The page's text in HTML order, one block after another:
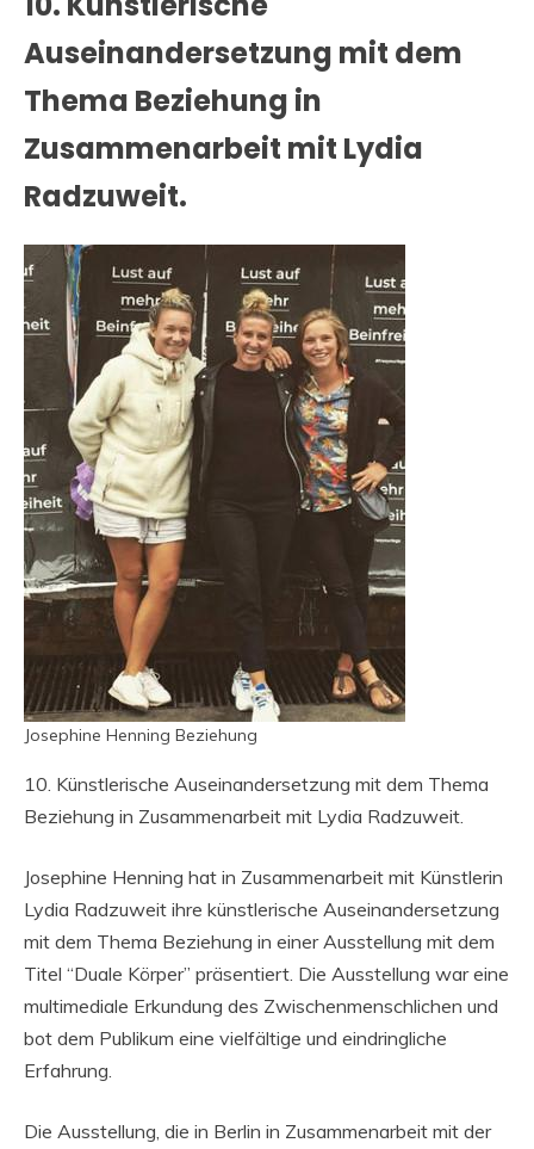
Auseinandersetzung mit dem
Thema Beziehung in
Zusammenarbeit mit Lydia
Radzuweit.
Josephine Henning Beziehung
10. Künstlerische Auseinandersetzung mit dem Thema
Beziehung in Zusammenarbeit mit Lydia Radzuweit.
Josephine Henning hat in Zusammenarbeit mit Künstlerin
Lydia Radzuweit ihre künstlerische Auseinandersetzung
mit dem Thema Beziehung in einer Ausstellung mit dem
Titel “Duale Körper” präsentiert. Die Ausstellung war eine
multimediale Erkundung des Zwischenmenschlichen und
bot dem Publikum eine vielfältige und eindringliche
Erfahrung.
Die Ausstellung, die in Berlin in Zusammenarbeit mit der